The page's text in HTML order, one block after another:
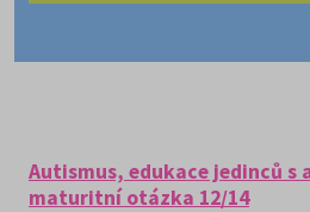
Autismus, edukace jedinců s
maturitní otázka 12/14